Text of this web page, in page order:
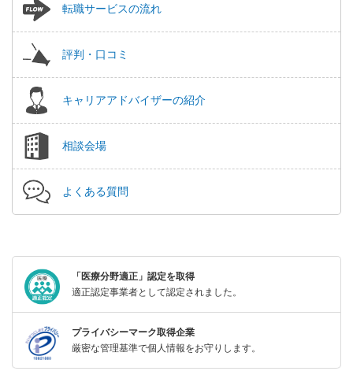
転職サービスの流れ
評判・口コミ
キャリアアドバイザーの紹介
相談会場
よくある質問
「医療分野適正」認定を取得
適正認定事業者として認定されました。
プライバシーマーク取得企業
厳密な管理基準で個人情報をお守りします。